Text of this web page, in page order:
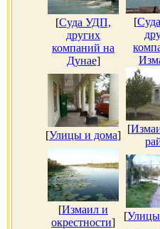
[Суда УДП,
других
компаний на
Дунае]
[
[Улицы и дома]
[
[Измаил и
окрестности]
[